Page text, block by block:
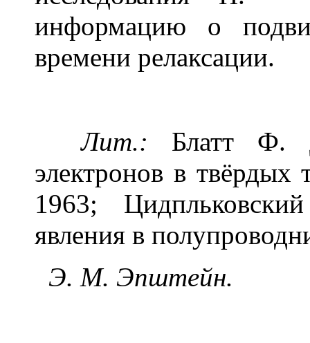
информацию о
времени релаксации.
Лит.: Блатт Ф.
электронов в
1963;
явления в
Э. М. Эпштейн.